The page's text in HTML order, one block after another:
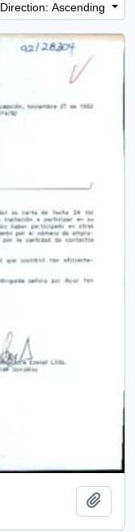
Direction: Ascending